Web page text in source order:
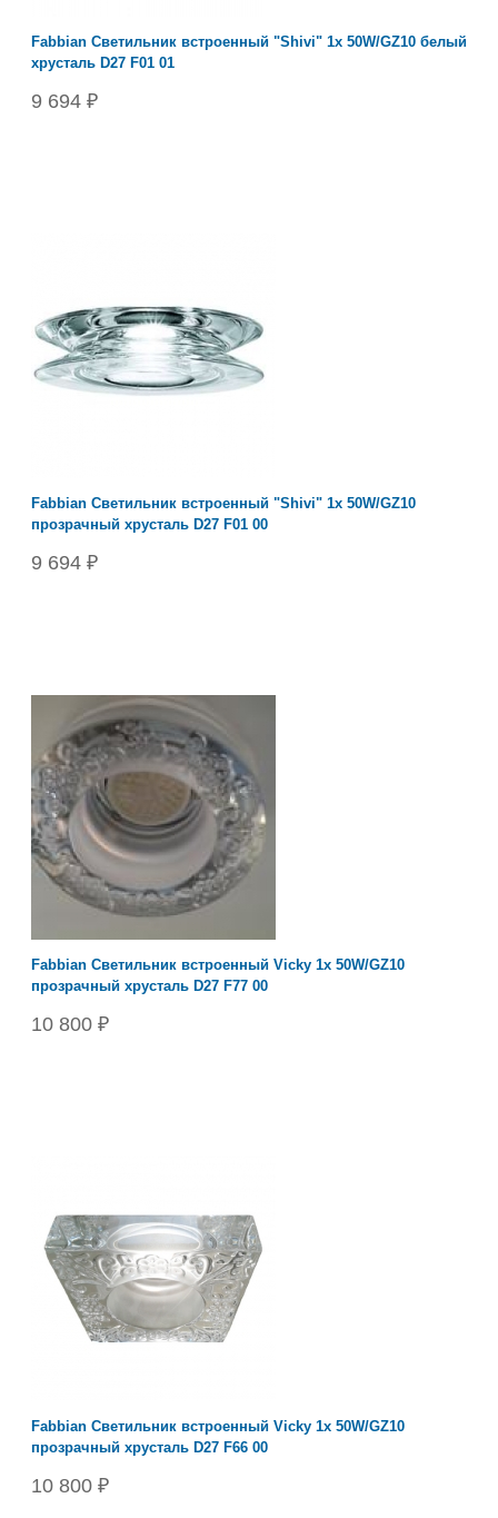
Fabbian Светильник встроенный "Shivi" 1х 50W/GZ10 белый
хрусталь D27 F01 01
9 694 ₽
Fabbian Светильник встроенный "Shivi" 1х 50W/GZ10
прозрачный хрусталь D27 F01 00
9 694 ₽
Fabbian Светильник встроенный Vicky 1х 50W/GZ10
прозрачный хрусталь D27 F77 00
10 800 ₽
Fabbian Светильник встроенный Vicky 1х 50W/GZ10
прозрачный хрусталь D27 F66 00
10 800 ₽